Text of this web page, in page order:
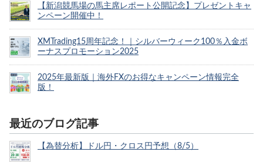
【新潟競馬場の馬主席レポート公開記念】プレゼントキャ
ンペーン開催中！
XMTrading15周年記念！｜シルバーウィーク100％入金ボ
ーナスプロモーション2025
2025年最新版｜海外FXのお得なキャンペーン情報完全
版！
最近のブログ記事
【為替分析】ドル円・クロス円予想（8/5）